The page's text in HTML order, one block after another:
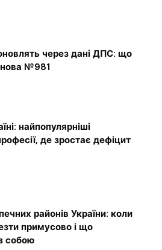
через дані ДПС: що
№981
найпопулярніші
де зростає дефіцит
районів України: коли
примусово і що
собою